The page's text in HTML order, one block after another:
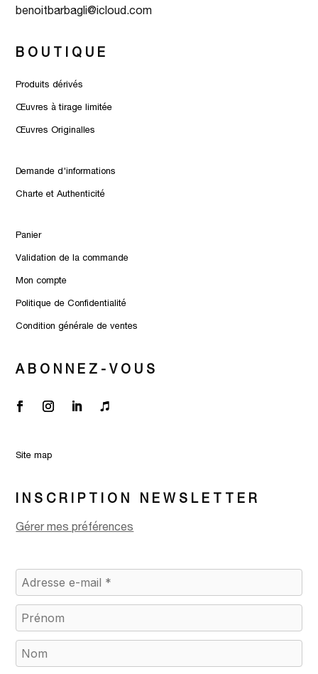
benoitbarbagli@icloud.com
BOUTIQUE
Produits dérivés
Œuvres à tirage limitée
Œuvres Originalles
Demande d'informations
Charte et Authenticité
Panier
Validation de la commande
Mon compte
Politique de Confidentialité
Condition générale de ventes
ABONNEZ-VOUS
Site map
INSCRIPTION NEWSLETTER
Gérer mes préférences